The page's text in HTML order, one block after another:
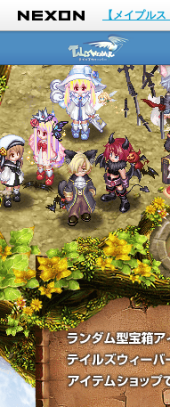
NEXON
【メイプル
ランダム型宝箱アイテムと